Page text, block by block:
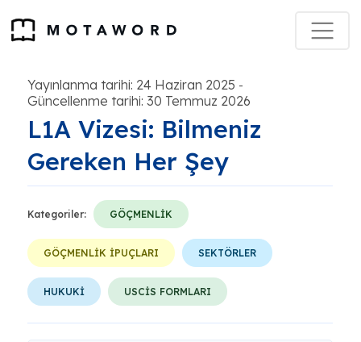
Yayınlanma tarihi: 24 Haziran 2025 -
Güncellenme tarihi: 30 Temmuz 2026
L1A Vizesi: Bilmeniz
Gereken Her Şey
Kategoriler: GÖÇMENLİK
GÖÇMENLİK İPUÇLARI SEKTÖRLER
HUKUKİ USCİS FORMLARI